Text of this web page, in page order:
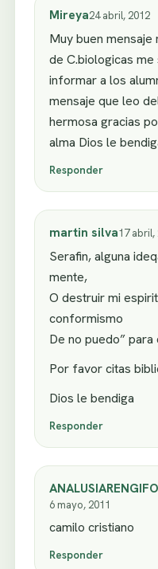
Mireya24 abril, 2012
Muy buen
de C.biologicas
informar a los
mensaje que leo
hermosa gracias
alma Dios le
Responder
martin silva17 abril,
Serafin, alguna
mente,
O destruir mi
conformismo
De no puedo” para
Por favor citas
Dios le bendiga
Responder
6 mayo, 2011
camilo cristiano
Responder